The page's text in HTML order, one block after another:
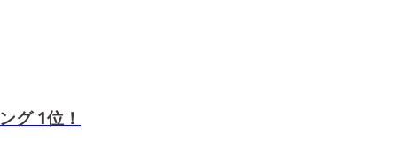
グ 1位！